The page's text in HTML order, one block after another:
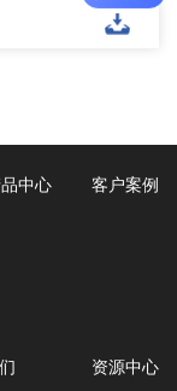
中心 客户案例
资源中心